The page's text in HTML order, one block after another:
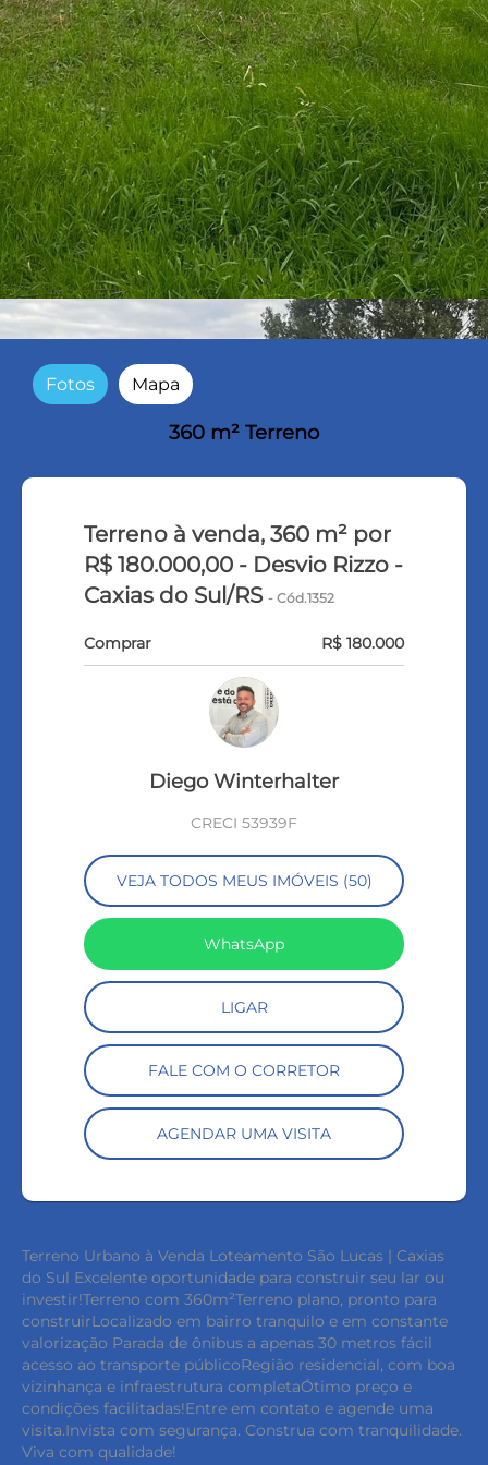
Fotos Mapa
360 m² Terreno
Terreno à venda, 360 m² por
R$ 180.000,00 - Desvio Rizzo -
Caxias do Sul/RS - Cód.1352
Comprar R$ 180.000
Diego Winterhalter
CRECI 53939F
VEJA TODOS MEUS IMÓVEIS (50)
WhatsApp
LIGAR
FALE COM O CORRETOR
AGENDAR UMA VISITA
Terreno Urbano à Venda Loteamento São Lucas | Caxias
do Sul Excelente oportunidade para construir seu lar ou
investir!Terreno com 360m²Terreno plano, pronto para
construirLocalizado em bairro tranquilo e em constante
valorização Parada de ônibus a apenas 30 metros fácil
acesso ao transporte públicoRegião residencial, com boa
vizinhança e infraestrutura completaÓtimo preço e
condições facilitadas!Entre em contato e agende uma
visita.Invista com segurança. Construa com tranquilidade.
Viva com qualidade!